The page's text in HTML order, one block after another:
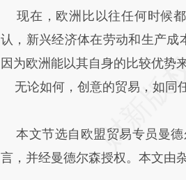
现在，欧洲比以往任何时候
认，新兴经济体在劳动和生产成
因为欧洲能以其自身的比较优势
无论如何，创意的贸易，如同
本文节选自欧盟贸易专员曼德
言，并经曼德尔森授权。本文由